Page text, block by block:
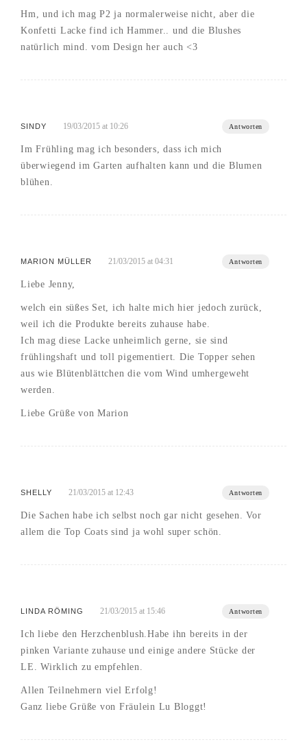
Hm, und ich mag P2 ja normalerweise nicht, aber die
Konfetti Lacke find ich Hammer.. und die Blushes
natürlich mind. vom Design her auch <3
SINDY 19/03/2015 at 10:26 Antworten
Im Frühling mag ich besonders, dass ich mich
überwiegend im Garten aufhalten kann und die Blumen
blühen.
MARION MÜLLER 21/03/2015 at 04:31 Antworten
Liebe Jenny,
welch ein süßes Set, ich halte mich hier jedoch zurück,
weil ich die Produkte bereits zuhause habe.
Ich mag diese Lacke unheimlich gerne, sie sind
frühlingshaft und toll pigementiert. Die Topper sehen
aus wie Blütenblättchen die vom Wind umhergeweht
werden.
Liebe Grüße von Marion
SHELLY 21/03/2015 at 12:43 Antworten
Die Sachen habe ich selbst noch gar nicht gesehen. Vor
allem die Top Coats sind ja wohl super schön.
LINDA RÖMING 21/03/2015 at 15:46 Antworten
Ich liebe den Herzchenblush.Habe ihn bereits in der
pinken Variante zuhause und einige andere Stücke der
LE. Wirklich zu empfehlen.
Allen Teilnehmern viel Erfolg!
Ganz liebe Grüße von Fräulein Lu Bloggt!